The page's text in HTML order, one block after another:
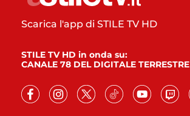
Scarica l'app di STILE TV HD
STILE TV HD in onda su:
CANALE 78 DEL DIGITALE TERRESTRE